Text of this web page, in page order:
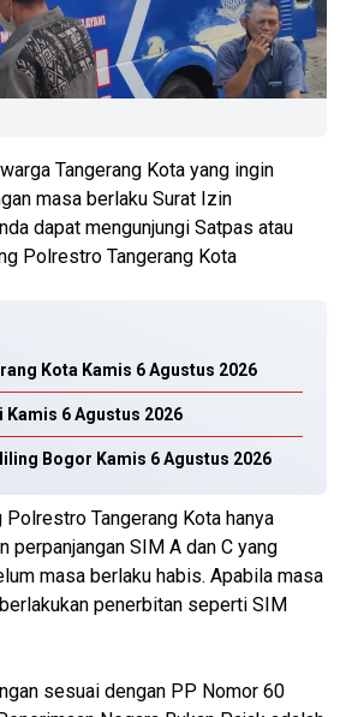
Tangerang Kota yang ingin
masa berlaku Surat Izin
dapat mengunjungi Satpas atau
Polrestro Tangerang Kota
Kota Kamis 6 Agustus 2026
Kamis 6 Agustus 2026
Bogor Kamis 6 Agustus 2026
Tangerang Kota hanya
perpanjangan SIM A dan C yang
masa berlaku habis. Apabila masa
penerbitan seperti SIM
sesuai dengan PP Nomor 60